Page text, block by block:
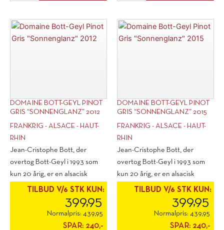
Lieu-
Dit
Noir
"Galets
DOMAINE BOTT-GEYL PINOT
GRIS “SONNENGLANZ” 2012
FRANKRIG - ALSACE - HAUT-
RHIN
Jean-Cristophe Bott, der
overtog Bott-Geyl i 1993 som
kun 20 årig, er en alsacisk
cowboy, der [...]
TILBUD V/6 STK KUN:
399,95
Normalpris: 439,95
SPAR: 240,-
DOMAINE BOTT-GEYL PINOT
GRIS “SONNENGLANZ” 2015
FRANKRIG - ALSACE - HAUT-
RHIN
Jean-Cristophe Bott, der
overtog Bott-Geyl i 1993 som
kun 20 årig, er en alsacisk
cowboy, der [...]
TILBUD V/6 STK KUN:
399,95
Normalpris: 439,95
SPAR: 240,-